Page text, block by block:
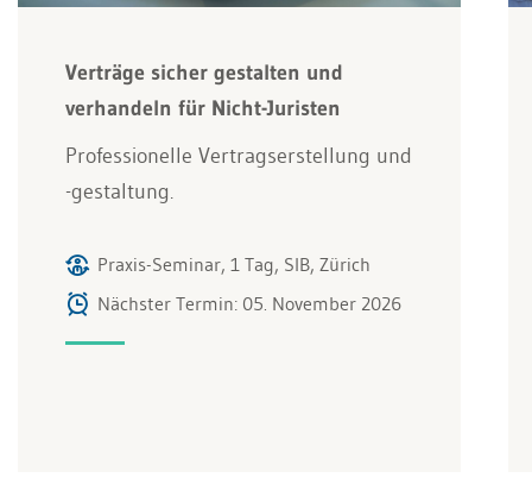
Verträge sicher gestalten und
verhandeln für Nicht-Juristen
Professionelle Vertragserstellung und
-gestaltung.
Praxis-Seminar, 1 Tag, SIB, Zürich
Nächster Termin: 05. November 2026